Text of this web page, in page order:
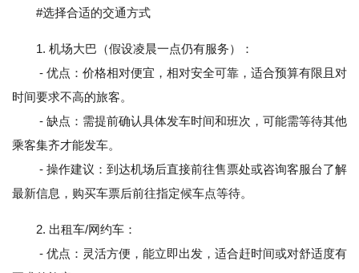
#选择合适的交通方式
1. 机场大巴（假设凌晨一点仍有服务）：
- 优点：价格相对便宜，相对安全可靠，适合预算有限且对
时间要求不高的旅客。
- 缺点：需提前确认具体发车时间和班次，可能需等待其他
乘客集齐才能发车。
- 操作建议：到达机场后直接前往售票处或咨询客服台了解
最新信息，购买车票后前往指定候车点等待。
2. 出租车/网约车：
- 优点：灵活方便，能立即出发，适合赶时间或对舒适度有